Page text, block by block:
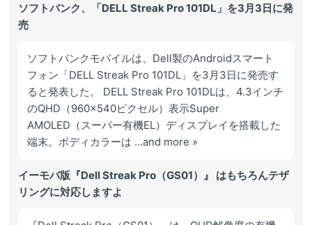
ソフトバンク、「DELL Streak Pro 101DL」を3月3日に発
売
ソフトバンクモバイルは、Dell製のAndroidスマート
フォン「DELL Streak Pro 101DL」を3月3日に発売す
ると発表した。 DELL Streak Pro 101DLは、4.3インチ
のQHD（960×540ピクセル）表示Super
AMOLED（スーパー有機EL）ディスプレイを搭載した
端末。ボディカラーは ...and more »
イーモバ版『Dell Streak Pro（GS01）』 はもちろんテザ
リングに対応しますよ